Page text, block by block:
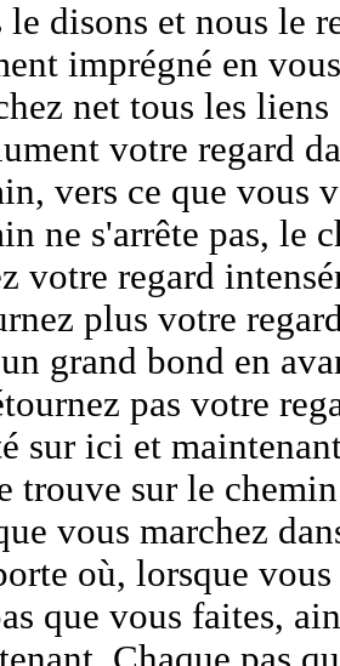
le disons et nous le
imprégné en
net tous les
votre regard
vers ce que vous
ne s'arrête pas, le
votre regard
plus votre
grand bond en
pas votre
sur ici et
trouve sur le
vous marchez
où, lorsque
que vous faites,